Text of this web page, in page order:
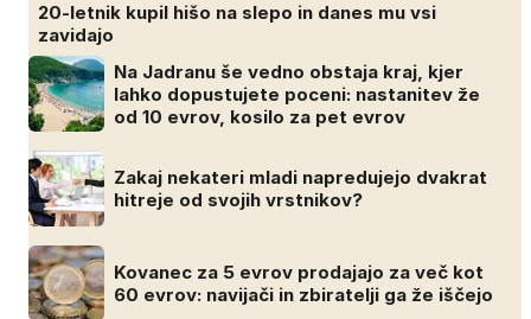
20-letnik kupil hišo na slepo in danes mu vsi
zavidajo
Na Jadranu še vedno obstaja kraj, kjer
lahko dopustujete poceni: nastanitev že
od 10 evrov, kosilo za pet evrov
Zakaj nekateri mladi napredujejo dvakrat
hitreje od svojih vrstnikov?
Kovanec za 5 evrov prodajajo za več kot
60 evrov: navijači in zbiratelji ga že iščejo